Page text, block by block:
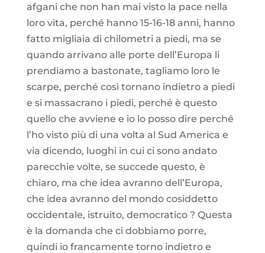
afgani che non han mai visto la pace nella
loro vita, perché hanno 15-16-18 anni, hanno
fatto migliaia di chilometri a piedi, ma se
quando arrivano alle porte dell’Europa li
prendiamo a bastonate, tagliamo loro le
scarpe, perché così tornano indietro a piedi
e si massacrano i piedi, perché è questo
quello che avviene e io lo posso dire perché
l’ho visto più di una volta al Sud America e
via dicendo, luoghi in cui ci sono andato
parecchie volte, se succede questo, è
chiaro, ma che idea avranno dell’Europa,
che idea avranno del mondo cosiddetto
occidentale, istruito, democratico ? Questa
è la domanda che ci dobbiamo porre,
quindi io francamente torno indietro e